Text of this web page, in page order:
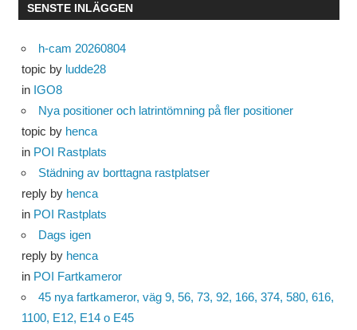
SENSTE INLÄGGEN
h-cam 20260804
topic by ludde28
in IGO8
Nya positioner och latrintömning på fler positioner
topic by henca
in POI Rastplats
Städning av borttagna rastplatser
reply by henca
in POI Rastplats
Dags igen
reply by henca
in POI Fartkameror
45 nya fartkameror, väg 9, 56, 73, 92, 166, 374, 580, 616,
1100, E12, E14 o E45